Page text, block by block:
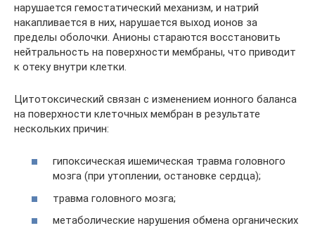
нарушается гемостатический механизм, и натрий
накапливается в них, нарушается выход ионов за
пределы оболочки. Анионы стараются восстановить
нейтральность на поверхности мембраны, что приводит
к отеку внутри клетки.
Цитотоксический связан с изменением ионного баланса
на поверхности клеточных мембран в результате
нескольких причин:
гипоксическая ишемическая травма головного
мозга (при утоплении, остановке сердца);
травма головного мозга;
метаболические нарушения обмена органических